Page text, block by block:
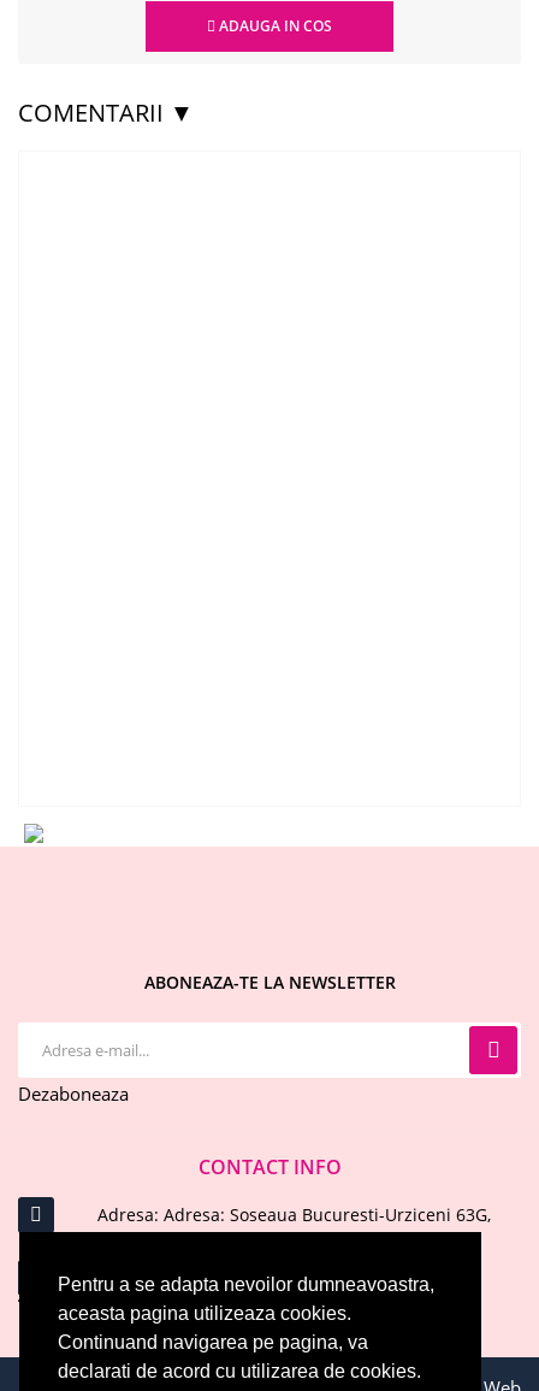
Pentru a se adapta nevoilor dumneavoastra,
aceasta pagina utilizeaza cookies.
Continuand navigarea pe pagina, va
declarati de acord cu utilizarea de cookies.
ADAUGA IN COS
COMENTARII ▼
ABONEAZA-TE LA NEWSLETTER
Dezaboneaza
CONTACT INFO
Adresa: Adresa: Soseaua Bucuresti-Urziceni 63G,
Afumati, Ilfov
Email : office@evelinecosmetics.ro
Telefon: 0744 574 414
ARATA MAI MULT